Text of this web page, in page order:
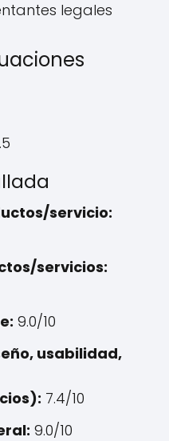
legales
servicio:
servicios:
9.0/10
usabilidad,
7.4/10
9.0/10